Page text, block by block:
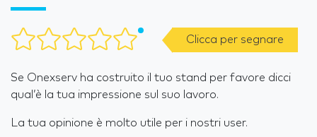
Clicca per segnare
Se Onexserv ha costruito il tuo stand per favore dicci
qual’è la tua impressione sul suo lavoro.
La tua opinione è molto utile per i nostri user.